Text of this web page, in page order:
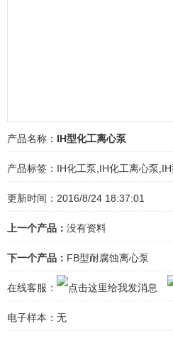
产品名称： IH型化工离心泵
产品标签： IH化工泵,IH化工离心泵
更新时间：2016/8/24 18:37:01
上一个产品： 没有资料
下一个产品： FB型耐腐蚀离心泵
在线客服：
电子样本： 无